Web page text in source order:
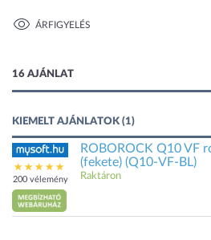
ÁRFIGYELÉS
16 AJÁNLAT
KIEMELT AJÁNLATOK (1)
200 vélemény
ROBOROCK Q10 VF
(fekete) (Q10-VF-BL)
Raktáron